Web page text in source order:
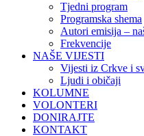
Tjedni program
Programska shema
Autori emisija –
Frekvencije
NAŠE VIJESTI
Vijesti iz Crkve i
Ljudi i običaji
KOLUMNE
VOLONTERI
DONIRAJTE
KONTAKT